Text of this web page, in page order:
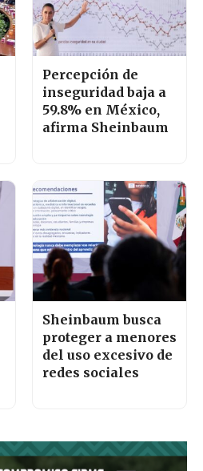
Percepción de
inseguridad baja a
59.8% en México,
afirma Sheinbaum
Sheinbaum busca
proteger a menores
del uso excesivo de
redes sociales